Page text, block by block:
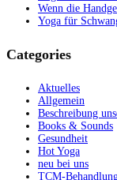
Wenn die
Yoga für
Categories
Aktuelles
Allgemein
Beschreibung
Books & Sounds
Gesundheit
Hot Yoga
neu bei uns
TCM-